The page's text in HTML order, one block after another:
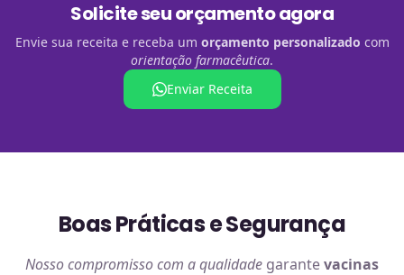
Solicite seu orçamento agora
Envie sua receita e receba um orçamento personalizado com
orientação farmacêutica.
Enviar Receita
Boas Práticas e Segurança
Nosso compromisso com a qualidade garantevacinas